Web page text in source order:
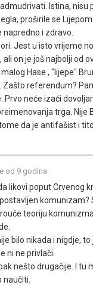
Istina, nisu
proširile se
i zdravo.
Jest u isto vrijeme
ali on je još najbolji od
Hase , "lijepe"
Zašto referendum?
Prvo neće izaći
trga. Nije
da je antifašist i
od 9 godina
likovi poput Crvenog
komunizam?
teoriju
bilo nikada i nigdje, to
ni ne privlači.
nešto drugačije. I tu
naučiti.